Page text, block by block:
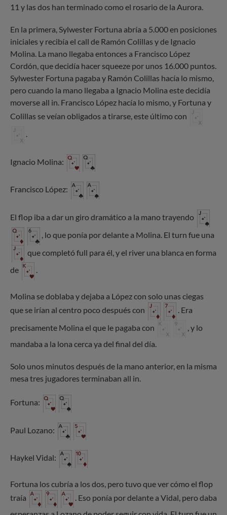
11 y las dos han terminado como el rosario de la Aurora.
En la primera, Sylwester Fortuna abría a 5.000 en posiciones
iniciales y recibía el call de Ramón Colillas y de Ignacio
Molina. La mano llegaba entonces a Francisco López
Cordón, que decidía hacer squeeze por unos 16.000 puntos.
Sylwester Fortuna pagaba y Ramón Colillas hacía lo mismo,
pero cuando la mano llegaba a Ignacio Molina este decidía
moverse all in. Francisco López hacía lo mismo, y Fortuna y
Colillas se veían obligados a tirarse, este último con
.
Ignacio Molina:
Francisco López:
El flop iba a dar un giro dramático a la mano trayendo
, lo que ponía por delante a Molina. El turn fue una
que completó full para él, y el river una blanca en forma
de
.
Molina se doblaba y dejaba a López con solo unas ciegas
que se irían al centro poco después con
. Era
precisamente Molina el que le pagaba con
, y lo
mandaba a la lona cerca ya del final del día.
Solo unos minutos después de la mano anterior, en la misma
mesa tres jugadores terminaban all in.
Fortuna:
Paul Lozano:
Haykel Vidal:
Fortuna los cubría a los dos, pero tuvo que ver cómo el flop
traía
. Eso ponía por delante a Vidal, pero daba